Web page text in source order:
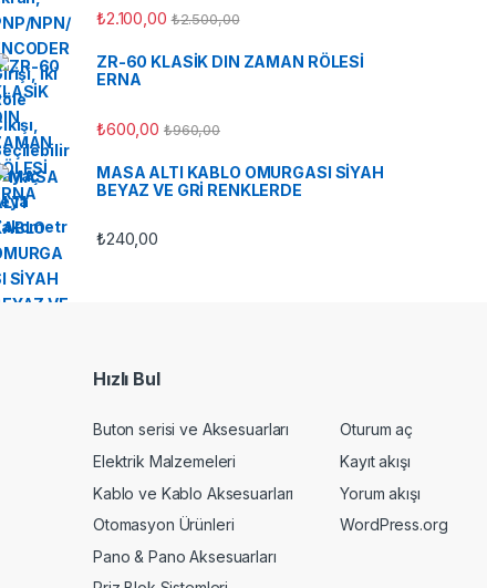
₺2.100,00 ₺2.500,00
ZR-60 KLASİK DIN ZAMAN RÖLESİ
ERNA
₺600,00 ₺960,00
MASA ALTI KABLO OMURGASI SİYAH
BEYAZ VE GRİ RENKLERDE
₺240,00
Hızlı Bul
Buton serisi ve Aksesuarları
Elektrik Malzemeleri
Kablo ve Kablo Aksesuarları
Otomasyon Ürünleri
Pano & Pano Aksesuarları
Oturum aç
Kayıt akışı
Yorum akışı
WordPress.org